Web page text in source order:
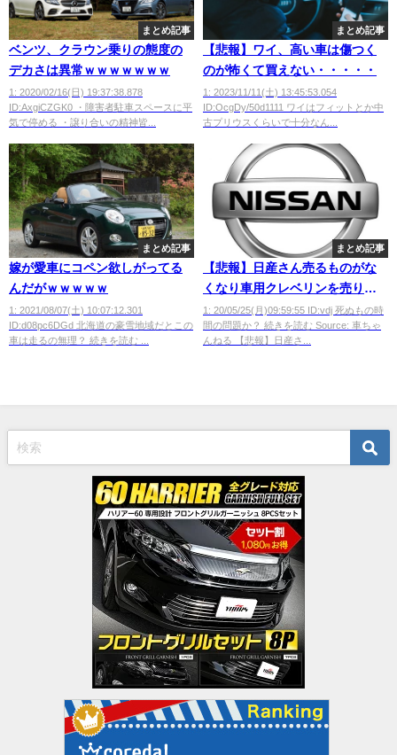
まとめ記事
ベンツ、クラウン乗りの態度の
デカさは異常ｗｗｗｗｗｗｗ
1: 2020/02/16(日) 19:37:38.878
ID:AxgiCZGK0 ・障害者駐車スペースに平
気で停める ・譲り合いの精神皆...
まとめ記事
【悲報】ワイ、高い車は傷つく
のが怖くて買えない・・・・・
1: 2023/11/11(土) 13:45:53.054
ID:OcgDy/50d1111 ワイはフィットとか中
古プリウスくらいで十分なん...
まとめ記事
嫁が愛車にコペン欲しがってる
んだがｗｗｗｗｗ
1: 2021/08/07(土) 10:07:12.301
ID:d08pc6DGd 北海道の豪雪地域だとこの
車は走るの無理？ 続きを読む ...
まとめ記事
【悲報】日産さん売るものがな
くなり車用クレベリンを売りだ
す
1: 20/05/25(月)09:59:55 ID:vdj 死ぬもの時
間の問題か？ 続きを読む Source: 車ちゃ
んねる 【悲報】日産さ...